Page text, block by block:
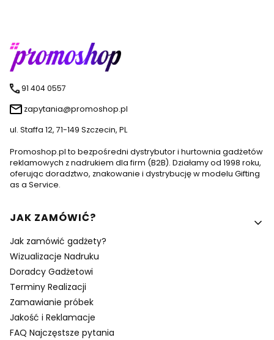
91 404 0557
zapytania@promoshop.pl
ul. Staffa 12, 71-149 Szczecin, PL
Promoshop.pl to bezpośredni dystrybutor i hurtownia gadżetów
reklamowych z nadrukiem dla firm (B2B). Działamy od 1998 roku,
oferując doradztwo, znakowanie i dystrybucję w modelu Gifting
as a Service.
Linki w stopce
JAK ZAMÓWIĆ?
Jak zamówić gadżety?
Wizualizacje Nadruku
Doradcy Gadżetowi
Terminy Realizacji
Zamawianie próbek
Jakość i Reklamacje
FAQ Najczęstsze pytania